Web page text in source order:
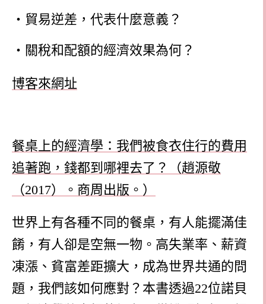
‧貿易逆差，代表什麼意義？
‧關稅和配額的經濟效果為何？
博客來網址
餐桌上的經濟學：我們被食衣住行的費用
追著跑，錢都到哪裡去了？（趙源敬
（2017）。商周出版。）
世界上有各種不同的餐桌，有人能擺滿佳
餚，有人卻是空無一物。高失業率、薪資
凍漲、貧富差距擴大，成為世界共通的問
題，我們該如何應對？本書透過22位諾貝